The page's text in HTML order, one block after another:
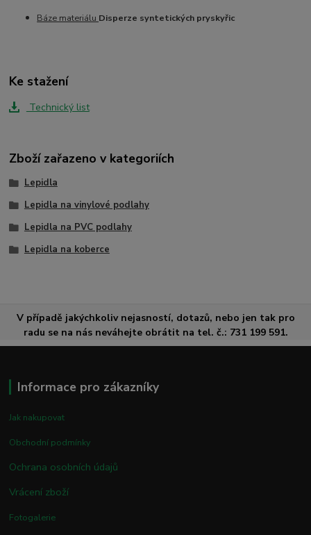
Báze materiálu Disperze syntetických pryskyřic
Ke stažení
Technický list
Zboží zařazeno v kategoriích
Lepidla
Lepidla na vinylové podlahy
Lepidla na PVC podlahy
Lepidla na koberce
V případě jakýchkoliv nejasností, dotazů, nebo jen tak pro
radu se na nás neváhejte obrátit na tel. č.: 731 199 591.
Informace pro zákazníky
Jak nakupovat
Obchodní podmínky
Ochrana osobních údajů
Vrácení zboží
Fotogalerie